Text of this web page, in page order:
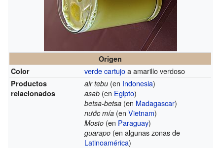
Origen
Color
verde cartujoa amarillo verdoso
Productos
relacionados
air tebu (en Indonesia)
asab (en Egipto)
betsa-betsa (en Madagascar)
nước mía (enVietnam)
Mosto (en Paraguay)
guarapo (en algunas zonas de
Latinoamérica)